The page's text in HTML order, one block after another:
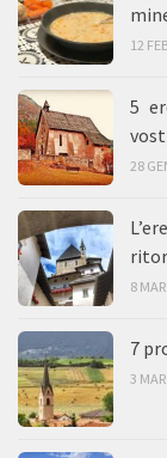
12
5
28
8
7
3